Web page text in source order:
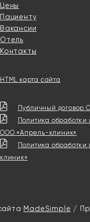
Цены
Пациенту
Вакансии
Отель
Контакты
HTML карта сайта
Публичный договор
Политика
ООО «Апрель-клиник»
Политика
клиник»
MadeSimple /